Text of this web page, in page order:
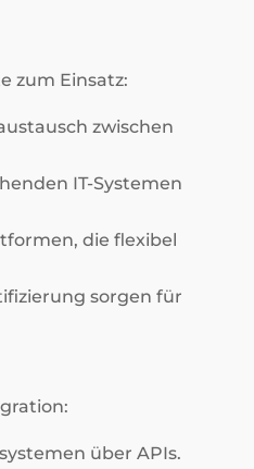
zum Einsatz:
zwischen
IT-Systemen
die flexibel
sorgen für
über APIs.